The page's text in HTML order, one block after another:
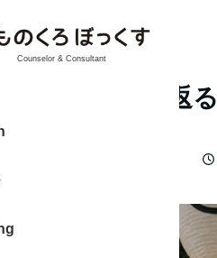
Counselor & Consultant
年8月を振り返る